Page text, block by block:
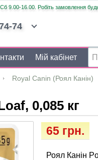
9.00-16.00. Робіть замовлення
74
Мій кабінет
Royal Canin (Роял Канін)
0,085 кг
65 грн.
Роял Канін